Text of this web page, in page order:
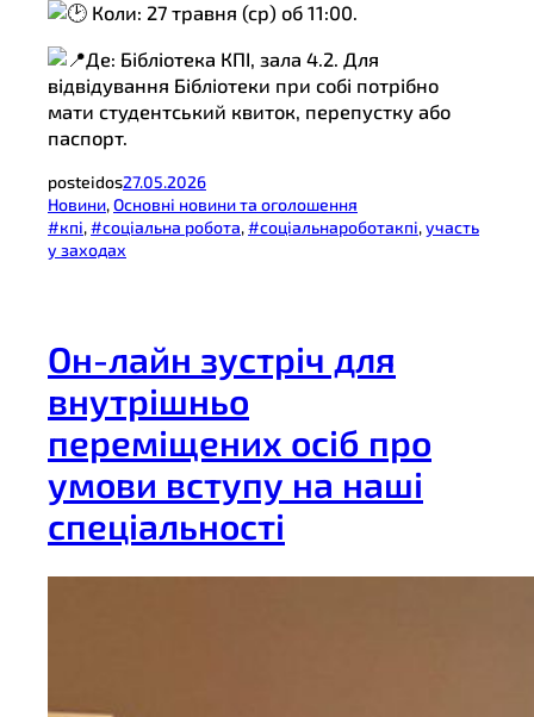
Коли: 27 травня (ср) об 11:00.
Де: Бібліотека КПІ, зала 4.2. Для
відвідування Бібліотеки при собі потрібно
мати студентський квиток, перепустку або
паспорт.
posteidos27.05.2026
Новини, Основні новини та оголошення
#кпі, #соціальна робота, #соціальнароботакпі, участь
у заходах
Он-лайн зустріч для
внутрішньо
переміщених осіб про
умови вступу на наші
спеціальності